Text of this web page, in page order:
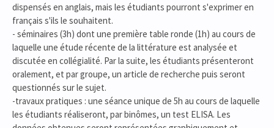
dispensés en anglais, mais les étudiants pourront s'exprimer en
français s'ils le souhaitent.
- séminaires (3h) dont une première table ronde (1h) au cours de
laquelle une étude récente de la littérature est analysée et
discutée en collégialité. Par la suite, les étudiants présenteront
oralement, et par groupe, un article de recherche puis seront
questionnés sur le sujet.
-travaux pratiques : une séance unique de 5h au cours de laquelle
les étudiants réaliseront, par binômes, un test ELISA. Les